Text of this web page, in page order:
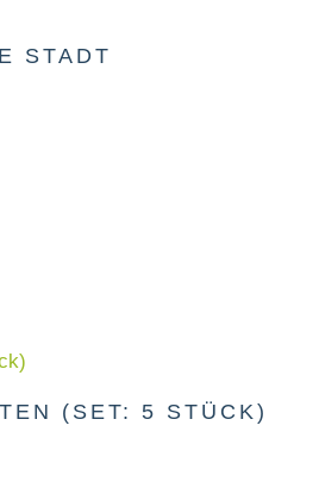
STADT
(SET: 5 STÜCK)